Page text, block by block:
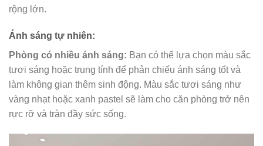
rộng lớn.
Ánh sáng tự nhiên:
Phòng có nhiều ánh sáng: Bạn có thể lựa chọn màu sắc
tươi sáng hoặc trung tính để phản chiếu ánh sáng tốt và
làm không gian thêm sinh động. Màu sắc tươi sáng như
vàng nhạt hoặc xanh pastel sẽ làm cho căn phòng trở nên
rực rỡ và tràn đầy sức sống.